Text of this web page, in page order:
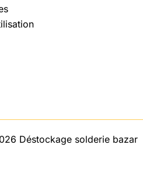
Déstockage solderie bazar